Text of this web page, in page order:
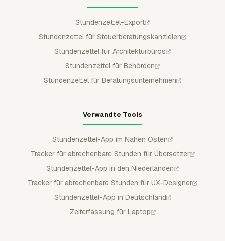
Stundenzettel-Export
Stundenzettel für Steuerberatungskanzleien
Stundenzettel für Architekturbüros
Stundenzettel für Behörden
Stundenzettel für Beratungsunternehmen
Verwandte Tools
Stundenzettel-App im Nahen Osten
Tracker für abrechenbare Stunden für Übersetzer
Stundenzettel-App in den Niederlanden
Tracker für abrechenbare Stunden für UX-Designer
Stundenzettel-App in Deutschland
Zeiterfassung für Laptop